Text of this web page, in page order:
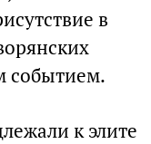
в
событием.
к элите